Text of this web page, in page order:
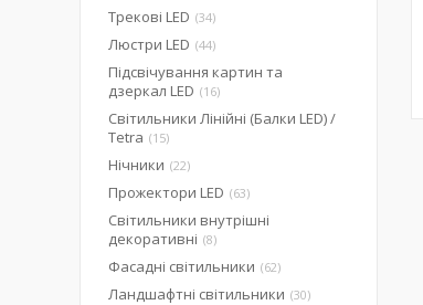
Трекові LED 34
Люстри LED 44
Підсвічування картин та
дзеркал LED
16
Світильники Лінійні (Балки LED) /
Tetra
15
Нічники 22
Прожектори LED 63
Світильники внутрішні
декоративні 8
Фасадні світильники 62
Ландшафтні світильники 30